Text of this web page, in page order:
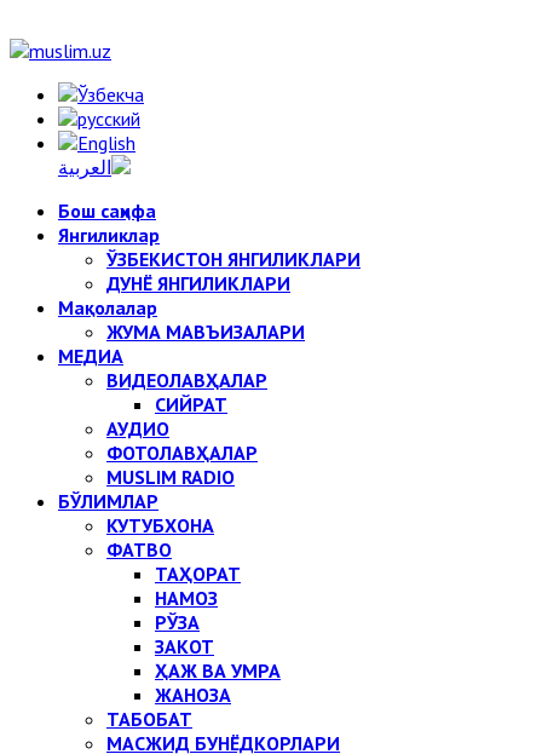
Бош саҳифа
Янгиликлар
ЎЗБЕКИСТОН ЯНГИЛИКЛАРИ
ДУНЁ ЯНГИЛИКЛАРИ
Мақолалар
ЖУМА МАВЪИЗАЛАРИ
МЕДИА
ВИДЕОЛАВҲАЛАР
СИЙРАТ
АУДИО
ФОТОЛАВҲАЛАР
MUSLIM RADIO
БЎЛИМЛАР
КУТУБХОНА
ФАТВО
ТАҲОРАТ
НАМОЗ
РЎЗА
ЗАКОТ
ҲАЖ ВА УМРА
ЖАНОЗА
ТАБОБАТ
МАСЖИД БУНЁДКОРЛАРИ